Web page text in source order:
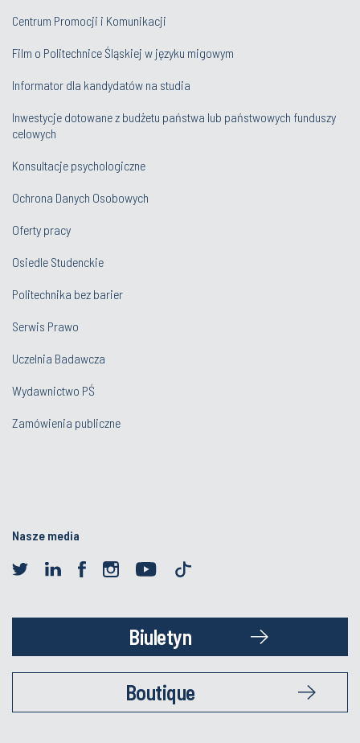
Centrum Promocji i Komunikacji
Film o Politechnice Śląskiej w języku migowym
Informator dla kandydatów na studia
Inwestycje dotowane z budżetu państwa lub państwowych funduszy
celowych
Konsultacje psychologiczne
Ochrona Danych Osobowych
Oferty pracy
Osiedle Studenckie
Politechnika bez barier
Serwis Prawo
Uczelnia Badawcza
Wydawnictwo PŚ
Zamówienia publiczne
Nasze media
Biuletyn
Boutique